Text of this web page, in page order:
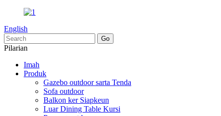
English
Pilarian
Imah
Produk
Gazebo outdoor sarta Tenda
Sofa outdoor
Balkon ker Siapkeun
Luar Dining Table Kursi